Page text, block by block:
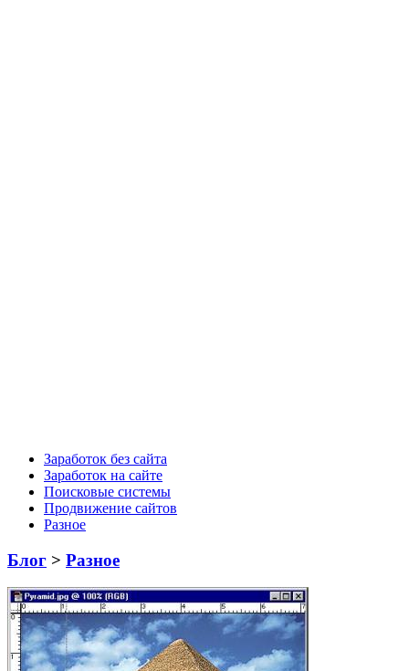
Заработок без сайта
Заработок на сайте
Поисковые системы
Продвижение сайтов
Разное
Блог > Разное